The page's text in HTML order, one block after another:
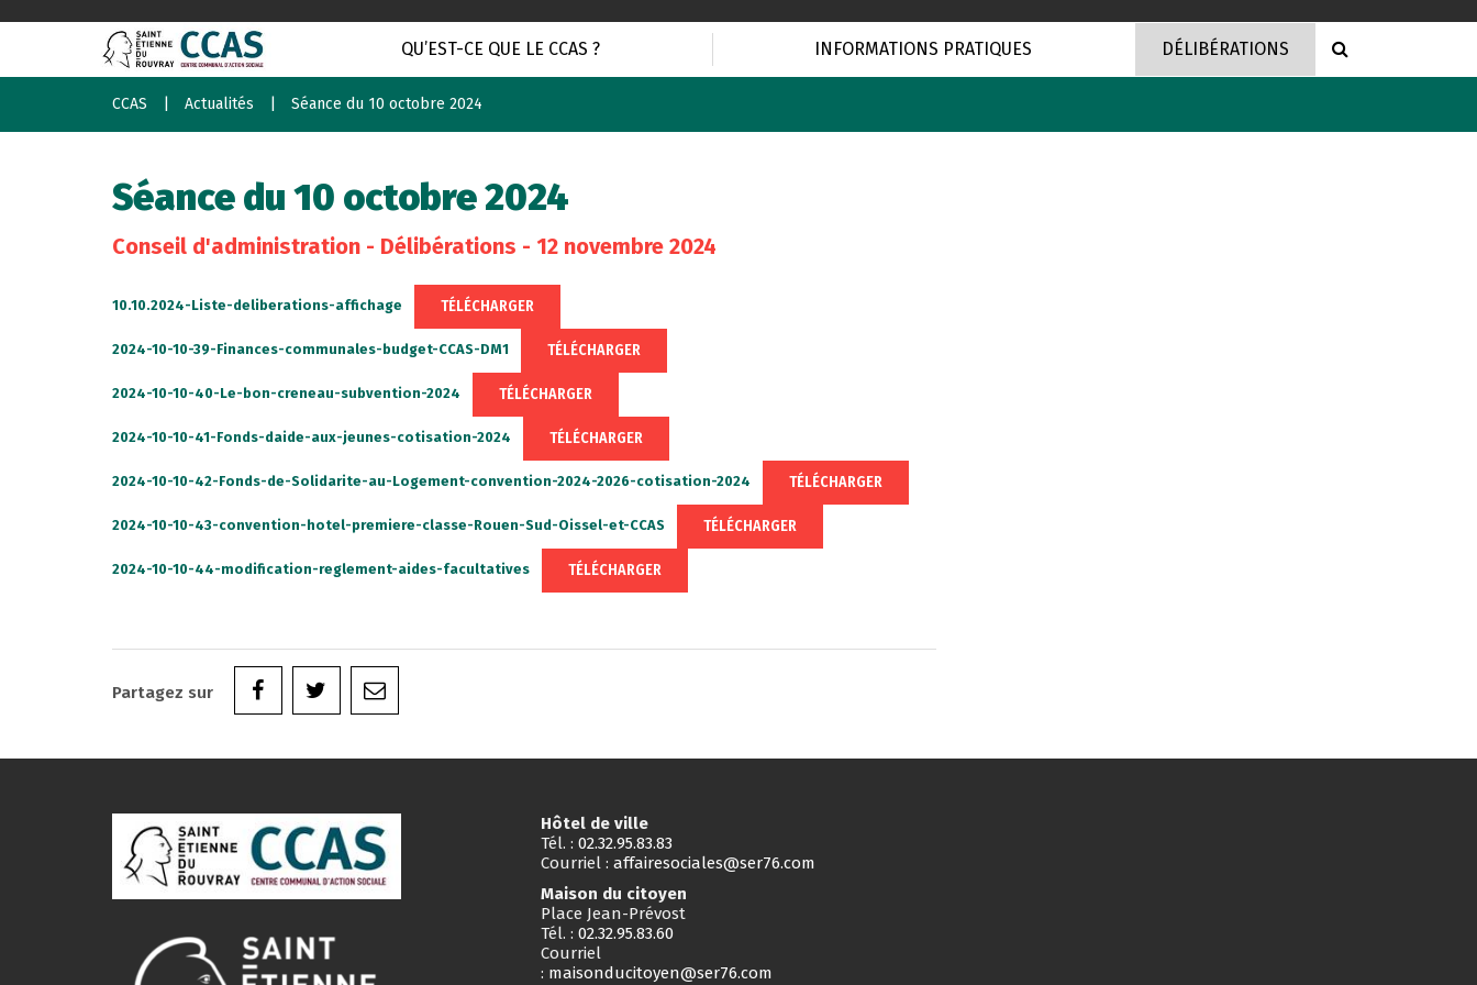
QU’EST-CE QUE LE CCAS ? INFORMATIONS PRATIQUES DÉLIBÉRATIONS
CCAS Actualités Séance du 10 octobre 2024
Séance du 10 octobre 2024
Conseil d'administration - Délibérations - 12 novembre 2024
10.10.2024-Liste-deliberations-affichage TÉLÉCHARGER
2024-10-10-39-Finances-communales-budget-CCAS-DM1 TÉLÉCHARGER
2024-10-10-40-Le-bon-creneau-subvention-2024 TÉLÉCHARGER
2024-10-10-41-Fonds-daide-aux-jeunes-cotisation-2024 TÉLÉCHARGER
2024-10-10-42-Fonds-de-Solidarite-au-Logement-convention-2024-2026-cotisation-2024 TÉLÉCHARGER
2024-10-10-43-convention-hotel-premiere-classe-Rouen-Sud-Oissel-et-CCAS TÉLÉCHARGER
2024-10-10-44-modification-reglement-aides-facultatives TÉLÉCHARGER
Partagez sur
Hôtel de ville
Tél. : 02.32.95.83.83
Courriel : affairesociales@ser76.com
Maison du citoyen
Place Jean-Prévost
Tél. : 02.32.95.83.60
Courriel
: maisonducitoyen@ser76.com